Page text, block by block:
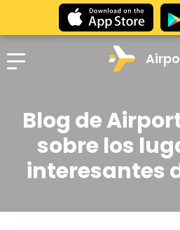
Blog de
sobre los
interesantes